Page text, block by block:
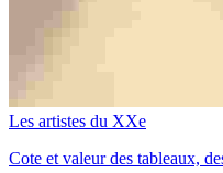
Les artistes du XXe
Cote et valeur des tableaux,